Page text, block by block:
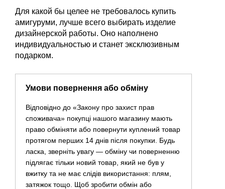
Для какой бы целее не требовалось купить
амигуруми, лучше всего выбирать изделие
дизайнерской работы. Оно наполнено
индивидуальностью и станет эксклюзивным
подарком.
Умови повернення або обміну
Відповідно до «Закону про захист прав
споживача» покупці нашого магазину мають
право обміняти або повернути куплений товар
протягом перших 14 днів після покупки. Будь
ласка, зверніть увагу — обміну чи поверненню
підлягає тільки новий товар, який не був у
вжитку та не має слідів використання: плям,
затяжок тощо. Щоб зробити обмін або